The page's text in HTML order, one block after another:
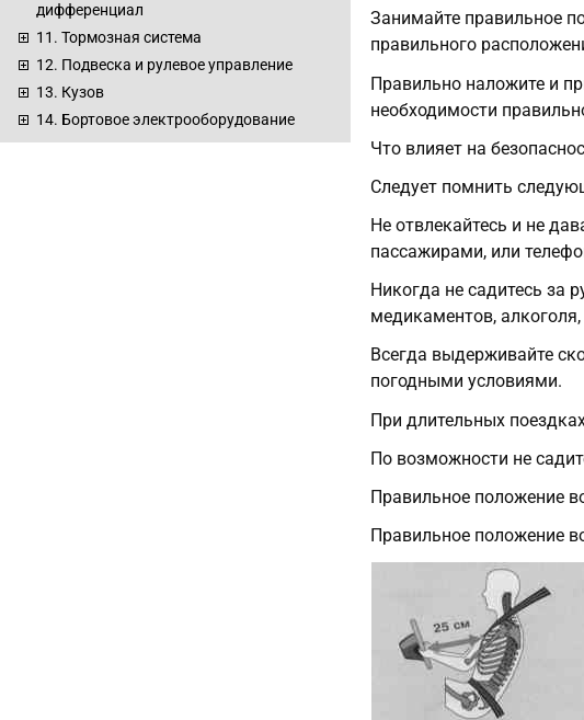
дифференциал
11. Тормозная система
12. Подвеска и рулевое управление
13. Кузов
14. Бортовое электрооборудование
Занимайте правильное
правильного
Правильно наложите и
необходимости
Что влияет на
Следует помнить
Не отвлекайтесь и не
пассажирами, или
Никогда не садитесь за
медикаментов,
Всегда выдерживайте
погодными условиями.
При длительных
По возможности не
Правильное положение
Правильное положение